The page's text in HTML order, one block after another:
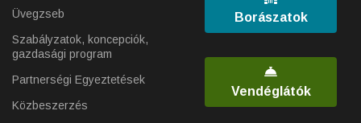
Üvegzseb
Szabályzatok, koncepciók,
gazdasági program
Partnerségi Egyeztetések
Közbeszerzés
Borászatok
Vendéglátók